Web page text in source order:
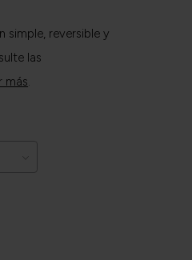
simple, reversible y
las
más.